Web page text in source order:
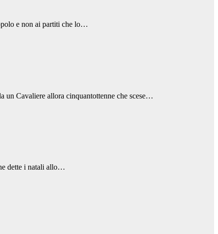
e non ai partiti che lo…
un Cavaliere allora cinquantottenne che scese…
dette i natali allo…